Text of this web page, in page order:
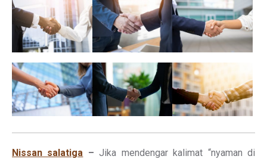
Nissan salatiga –Jika mendengar kalimat “nyaman di